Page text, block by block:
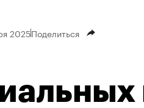
2025Поделиться